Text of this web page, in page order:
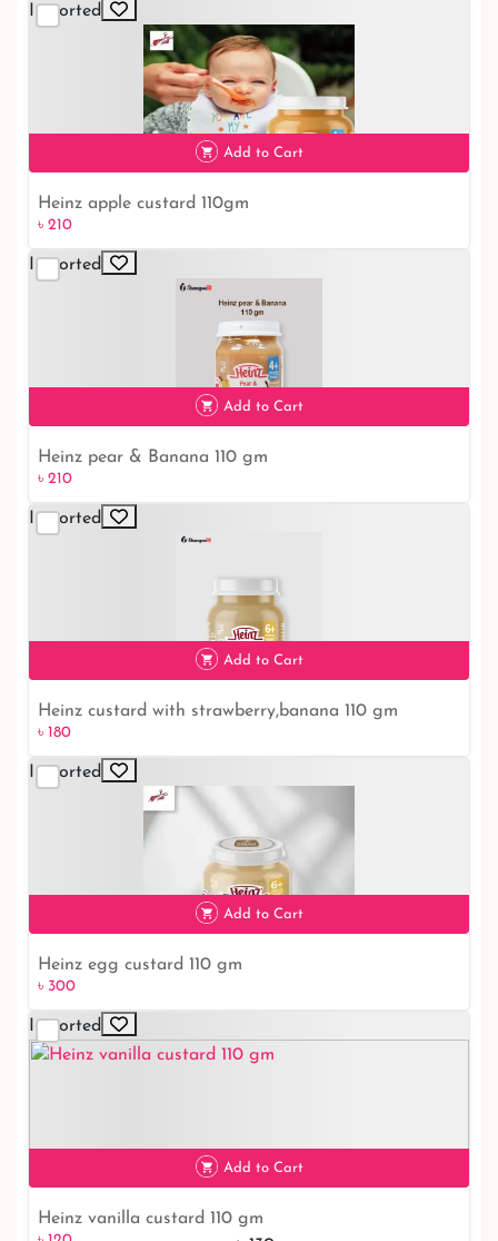
Imported
৳ 210
Add to Cart
Heinz apple custard 110gm
৳ 210
Imported
৳ 210
Add to Cart
Heinz pear & Banana 110 gm
৳ 210
Imported
৳ 180
Add to Cart
Heinz custard with strawberry,banana 110 gm
৳ 180
Imported
৳ 300
Add to Cart
Heinz egg custard 110 gm
৳ 300
Imported
Add to Cart
Heinz vanilla custard 110 gm